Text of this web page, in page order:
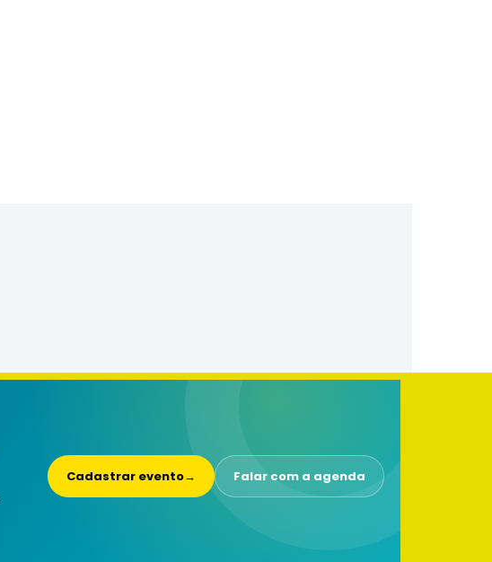
Cadastrar evento→ Falar com a agenda